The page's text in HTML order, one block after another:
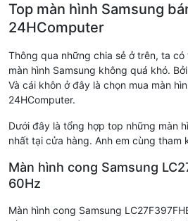
Top màn hình Samsung
24HComputer
Thông qua những chia sẻ ở trên, ta
màn hình Samsung không quá khó.
Và cái khôn ở đây là chọn mua màn
24HComputer.
Dưới đây là tổng hợp top những màn
nhất tại cửa hàng. Anh em cùng tham
Màn hình cong Samsung
60Hz
Màn hình cong Samsung